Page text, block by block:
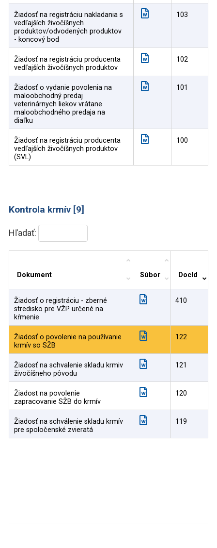
Žiadosť na registráciu nakladania s
vedľajších živočíšnych
produktov/odvodených produktov
- koncový bod
103
Žiadosť na registráciu producenta
vedľajších živočíšnych produktov
102
Žiadosť o vydanie povolenia na
maloobchodný predaj
veterinárnych liekov vrátane
maloobchodného predaja na
diaľku
101
Žiadosť na registráciu producenta
vedľajších živočíšnych produktov
(SVL)
100
Kontrola krmív [9]
Hľadať:
Dokument Súbor DocId
Žiadosť o registráciu - zberné
stredisko pre VŽP určené na
kŕmenie
410
Žiadosť o povolenie na používanie
krmív so SŽB
122
Žiadosť na schvalenie skladu krmiv
živočíšneho pôvodu
121
Žiadost na povolenie
zapracovanie SŽB do krmív
120
Žiadosť na schválenie skladu krmív
pre spoločenské zvieratá
119